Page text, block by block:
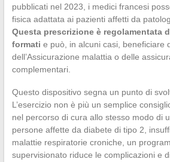
pubblicati nel 2023, i medici francesi
fisica adattata ai pazienti affetti da
Questa prescrizione è regolamentata
formati e può, in alcuni casi, beneficiare
dell’Assicurazione malattia o delle
complementari.
Questo dispositivo segna un punto di
L’esercizio non è più un semplice
nel percorso di cura allo stesso modo di
persone affette da diabete di tipo 2,
malattie respiratorie croniche, un
supervisionato riduce le complicazioni e